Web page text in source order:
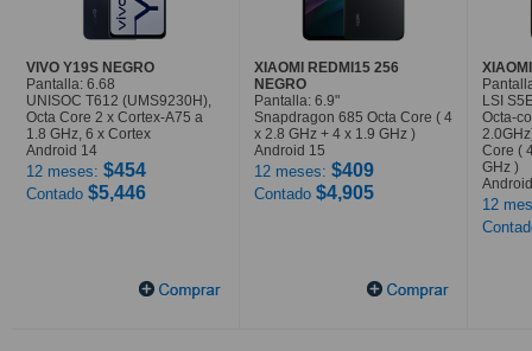
VIVO Y19S NEGRO
Pantalla: 6.68
UNISOC T612 (UMS9230H),
Octa Core 2 x Cortex-A75 a
1.8 GHz, 6 x Cortex
Android 14
12 meses: $454
Contado $5,446
XIAOMI REDMI15 256
NEGRO
Pantalla: 6.9"
Snapdragon 685 Octa Core ( 4
x 2.8 GHz + 4 x 1.9 GHz )
Android 15
12 meses: $409
Contado $4,905
LSI
Octa-
Core (
GHz )
12